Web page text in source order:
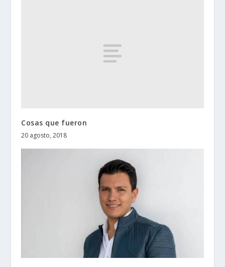
Cosas que fueron
20 agosto, 2018